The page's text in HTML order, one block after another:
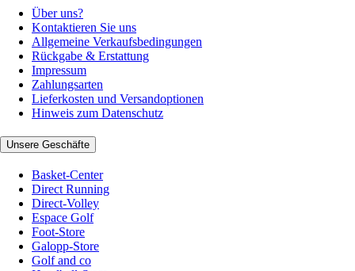
Über uns?
Kontaktieren Sie uns
Allgemeine Verkaufsbedingungen
Rückgabe & Erstattung
Impressum
Zahlungsarten
Lieferkosten und Versandoptionen
Hinweis zum Datenschutz
Unsere Geschäfte
Basket-Center
Direct Running
Direct-Volley
Espace Golf
Foot-Store
Galopp-Store
Golf and co